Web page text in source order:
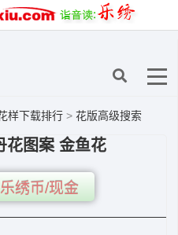
样下载排行 > 花版高级搜索
花图案 金鱼花
绣币/现金